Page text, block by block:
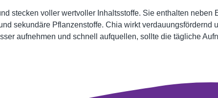
stecken voller wertvoller Inhaltsstoffe. Sie enthalten neben
sekundäre Pflanzenstoffe. Chia wirkt verdauungsfördernd
aufnehmen und schnell aufquellen, sollte die tägliche